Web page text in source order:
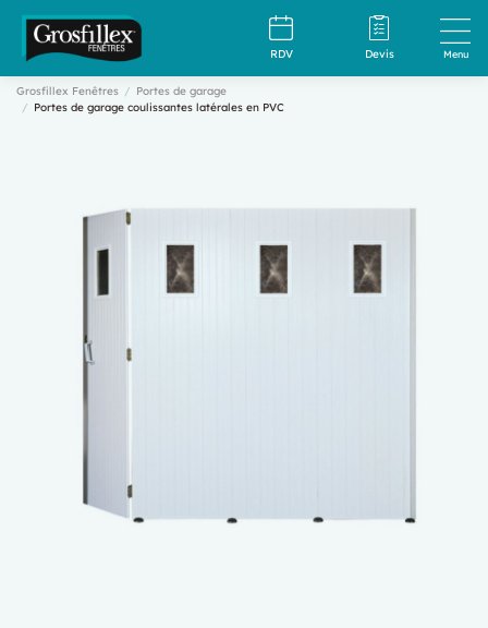
RDV Devis Menu
Grosfillex Fenêtres
Portes de garage
Portes de garage coulissantes latérales en PVC